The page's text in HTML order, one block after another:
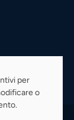
per
o